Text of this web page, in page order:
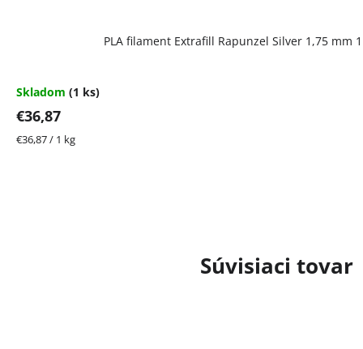
Súvisiaci tovar
PLA filament Extrafill Rapunzel Silver 1,75 mm
Skladom (1 ks)
€36,87
Jednotková
€36,87 / 1 kg